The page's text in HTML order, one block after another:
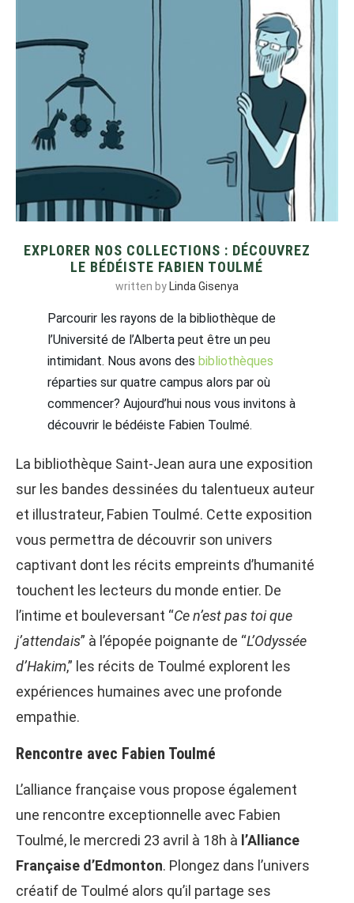
EXPLORER NOS COLLECTIONS : DÉCOUVREZ
LE BÉDÉISTE FABIEN TOULMÉ
written by Linda Gisenya
Parcourir les rayons de la bibliothèque de
l’Université de l’Alberta peut être un peu
intimidant. Nous avons des bibliothèques
réparties sur quatre campus alors par où
commencer? Aujourd’hui nous vous invitons à
découvrir le bédéiste Fabien Toulmé.
La bibliothèque Saint-Jean aura une exposition
sur les bandes dessinées du talentueux auteur
et illustrateur, Fabien Toulmé. Cette exposition
vous permettra de découvrir son univers
captivant dont les récits empreints d’humanité
touchent les lecteurs du monde entier. De
l’intime et bouleversant “Ce n’est pas toi que
j’attendais” à l’épopée poignante de “L’Odyssée
d’Hakim,” les récits de Toulmé explorent les
expériences humaines avec une profonde
empathie.
Rencontre avec Fabien Toulmé
L’alliance française vous propose également
une rencontre exceptionnelle avec Fabien
Toulmé, le mercredi 23 avril à 18h à l’Alliance
Française d’Edmonton. Plongez dans l’univers
créatif de Toulmé alors qu’il partage ses